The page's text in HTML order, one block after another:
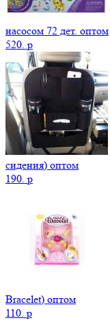
насосом 72 дет. оптом
520. p
сидения) оптом
190. p
Bracelet) оптом
110. p